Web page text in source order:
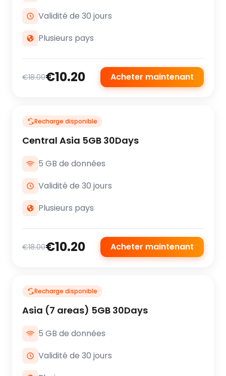
Validité de 30 jours
Plusieurs pays
€18.00€10.20 Acheter maintenant
Recharge disponible
Central Asia 5GB 30Days
5 GB de données
Validité de 30 jours
Plusieurs pays
€18.00€10.20 Acheter maintenant
Recharge disponible
Asia (7 areas) 5GB 30Days
5 GB de données
Validité de 30 jours